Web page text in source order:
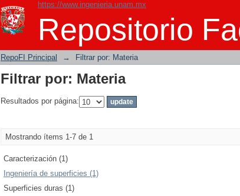
https://www.ingenieria.unam.mx
Repositorio
Filtrar por: Materia
RepoFI Principal → Filtrar por: Materia
Filtrar por: Materia
Resultados por página:
Mostrando ítems 1-7 de 1
Caracterización (1)
Ingeniería de superficies (1)
Superficies duras (1)